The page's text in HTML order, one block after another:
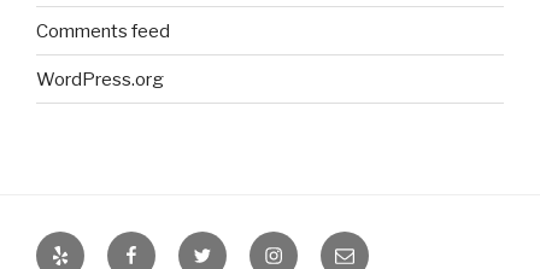
Comments feed
WordPress.org
Yelp FacebookTwitter InstagramEmail